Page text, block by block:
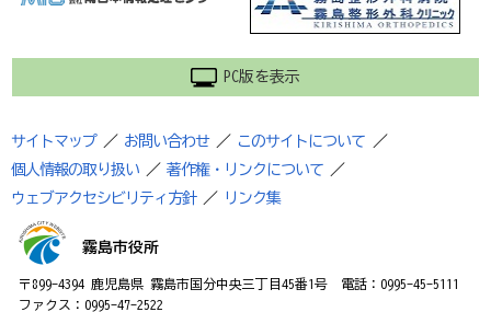
PC版を表示
サイトマップ ／ お問い合わせ ／ このサイトについて
／
個人情報の取り扱い ／ 著作権・リンクについて ／
ウェブアクセシビリティ方針 ／ リンク集
霧島市役所
〒899-4394 鹿児島県 霧島市国分中央三丁目45番1号 電話：0995-45-5111
ファクス：0995-47-2522